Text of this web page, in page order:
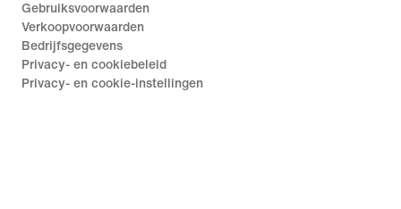
Gebruiksvoorwaarden
Verkoopvoorwaarden
Bedrijfsgegevens
Privacy- en cookiebeleid
Privacy- en cookie-instellingen